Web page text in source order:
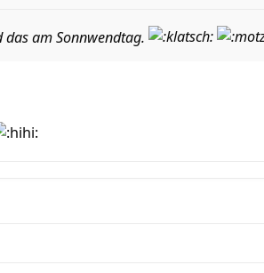
das am Sonnwendtag.